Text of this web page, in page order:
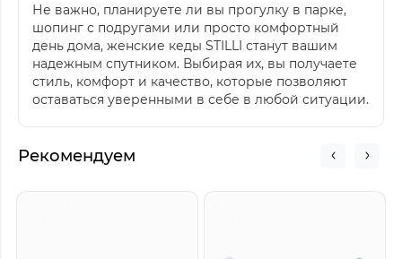
Не важно, планируете ли вы прогулку в парке,
шопинг с подругами или просто комфортный
день дома, женские кеды STILLI станут вашим
надежным спутником. Выбирая их, вы получаете
стиль, комфорт и качество, которые позволяют
оставаться уверенными в себе в любой ситуации.
Рекомендуем